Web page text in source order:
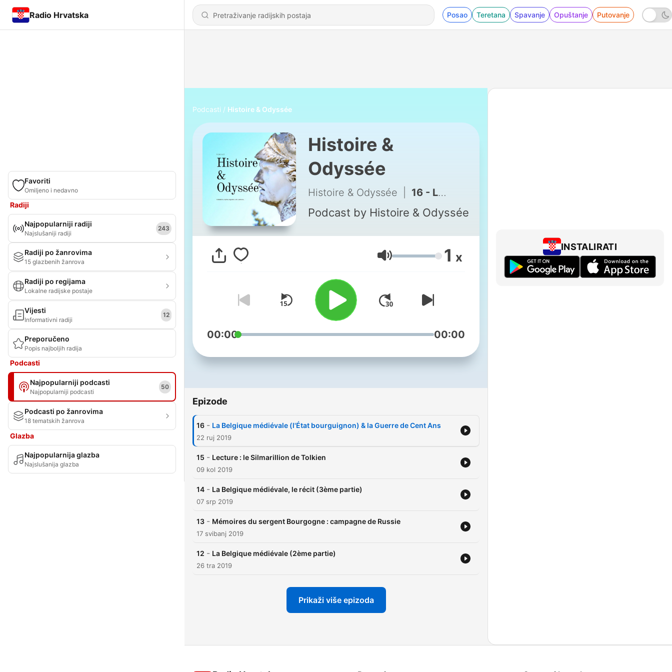
Radio Hrvatska Posao Teretana Spavanje Opuštanje Putovanje
Favoriti
Omiljeno i nedavno
Radiji
Najpopularniji radiji
Najslušaniji radiji
243
Radiji po žanrovima
15 glazbenih žanrova
Radiji po regijama
Lokalne radijske postaje
Vijesti
Informativni radiji
12
Preporučeno
Popis najboljih radija
Podcasti
Najpopularniji podcasti
Najpopularniji podcasti
50
Podcasti po žanrovima
18 tematskih žanrova
Glazba
Najpopularnija glazba
Najslušanija glazba
Podcasti Histoire & Odyssée
Histoire &
Odyssée
Histoire & Odyssée 16 - La Belgique médiévale (l'État bourguignon) & la Guerre de Cent Ans
Podcast by Histoire & Odyssée
Glasnoća 1 x
00:00 00:00
Epizode
16 - La Belgique médiévale (l'État bourguignon) & la Guerre de Cent Ans
22 ruj 2019
15 - Lecture : le Silmarillion de Tolkien
09 kol 2019
14 - La Belgique médiévale, le récit (3ème partie)
07 srp 2019
13 - Mémoires du sergent Bourgogne : campagne de Russie
17 svibanj 2019
12 - La Belgique médiévale (2ème partie)
26 tra 2019
Prikaži više epizoda
INSTALIRATI